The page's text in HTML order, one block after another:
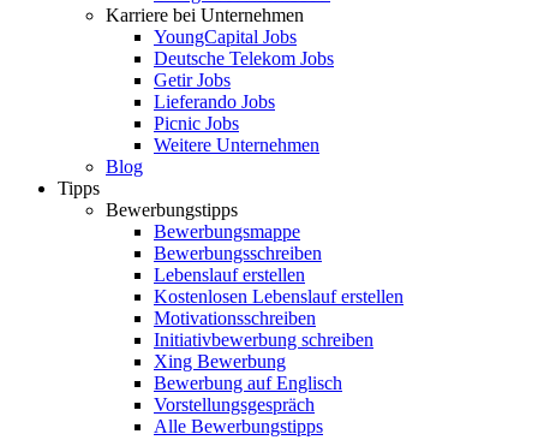
Karriere bei Unternehmen
YoungCapital Jobs
Deutsche Telekom Jobs
Getir Jobs
Lieferando Jobs
Picnic Jobs
Weitere Unternehmen
Blog
Tipps
Bewerbungstipps
Bewerbungsmappe
Bewerbungsschreiben
Lebenslauf erstellen
Kostenlosen Lebenslauf erstellen
Motivationsschreiben
Initiativbewerbung schreiben
Xing Bewerbung
Bewerbung auf Englisch
Vorstellungsgespräch
Alle Bewerbungstipps